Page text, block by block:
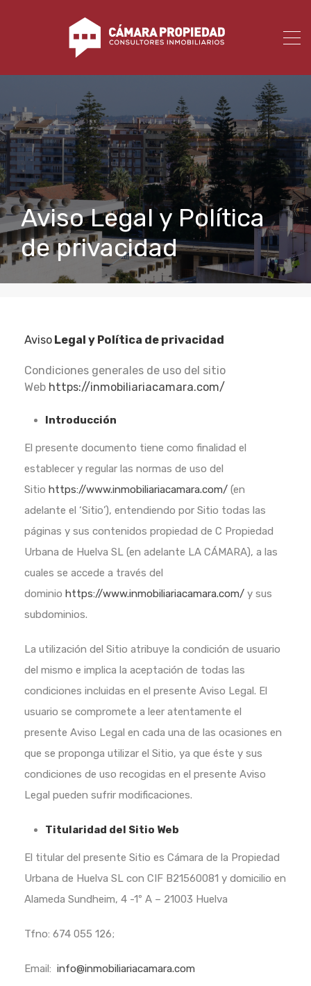
Aviso Legal y Política
de privacidad
Aviso Legal y Política de privacidad
Condiciones generales de uso del sitio
Web https://inmobiliariacamara.com/
Introducción
El presente documento tiene como finalidad el
establecer y regular las normas de uso del
Sitio https://www.inmobiliariacamara.com/ (en
adelante el ‘Sitio’), entendiendo por Sitio todas las
páginas y sus contenidos propiedad de C Propiedad
Urbana de Huelva SL (en adelante LA CÁMARA), a las
cuales se accede a través del
dominio https://www.inmobiliariacamara.com/ y sus
subdominios.
La utilización del Sitio atribuye la condición de usuario
del mismo e implica la aceptación de todas las
condiciones incluidas en el presente Aviso Legal. El
usuario se compromete a leer atentamente el
presente Aviso Legal en cada una de las ocasiones en
que se proponga utilizar el Sitio, ya que éste y sus
condiciones de uso recogidas en el presente Aviso
Legal pueden sufrir modificaciones.
Titularidad del Sitio Web
El titular del presente Sitio es Cámara de la Propiedad
Urbana de Huelva SL con CIF B21560081 y domicilio en
Alameda Sundheim, 4 -1º A – 21003 Huelva
Tfno: 674 055 126;
Email: info@inmobiliariacamara.com